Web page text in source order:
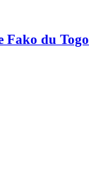
Fako du Togo